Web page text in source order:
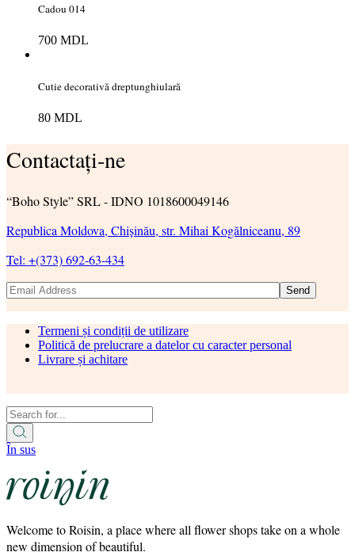
Cadou 014
700 MDL
Cutie decorativă dreptunghiulară
80 MDL
Contactați-ne
“Boho Style” SRL - IDNO 1018600049146
Republica Moldova, Chișinău, str. Mihai Kogălniceanu, 89
Tel: +(373) 692-63-434
Send
Termeni și condiții de utilizare
Politică de prelucrare a datelor cu caracter personal
Livrare și achitare
În sus
Welcome to Roisin, a place where all flower shops take on a whole
new dimension of beautiful.